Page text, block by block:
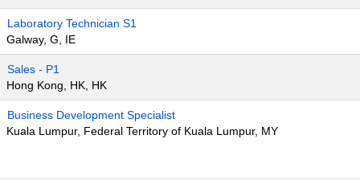
Laboratory Technician S1
Galway, G, IE
Sales - P1
Hong Kong, HK, HK
Business Development Specialist
Kuala Lumpur, Federal Territory of Kuala Lumpur, MY